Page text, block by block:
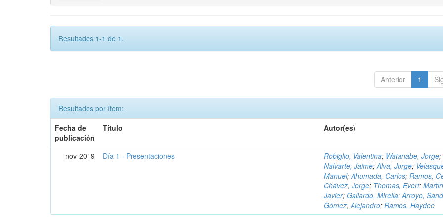
Resultados 1-1 de 1.
Anterior 1
Resultados por ítem:
Fecha de
publicación
Título Autor(es)
nov-2019 Día 1 - Presentaciones Robiglio, Valentina; Watanabe, Jorge;
Nalvarte, Jaime;Alva, Jorge;
Manuel;Ahumada, Carlos;Ramos,
Chávez, Jorge; Thomas, Evert;
Javier; Gallardo, Mirella;Arroyo,
Gómez, Alejandro;Ramos, Haydee